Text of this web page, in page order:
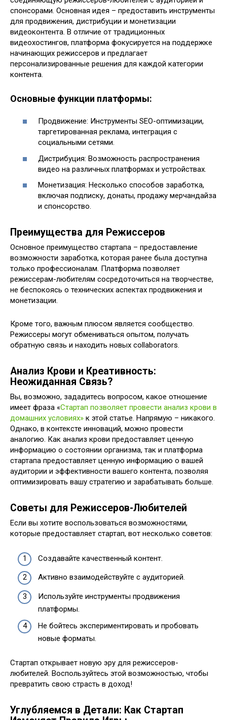
спонсорами. Основная идея – предоставить инструменты
для продвижения, дистрибуции и монетизации
видеоконтента. В отличие от традиционных
видеохостингов, платформа фокусируется на поддержке
начинающих режиссеров и предлагает
персонализированные решения для каждой категории
контента.
Основные функции платформы:
Продвижение: Инструменты SEO-оптимизации,
таргетированная реклама, интеграция с
социальными сетями.
Дистрибуция: Возможность распространения
видео на различных платформах и устройствах.
Монетизация: Несколько способов заработка,
включая подписку, донаты, продажу мерчандайза
и спонсорство.
Преимущества для Режиссеров
Основное преимущество стартапа – предоставление
возможности заработка, которая ранее была доступна
только профессионалам. Платформа позволяет
режиссерам-любителям сосредоточиться на творчестве,
не беспокоясь о технических аспектах продвижения и
монетизации.
Кроме того, важным плюсом является сообщество.
Режиссеры могут обмениваться опытом, получать
обратную связь и находить новых collaborators.
Анализ Крови и Креативность:
Неожиданная Связь?
Вы, возможно, зададитесь вопросом, какое отношение
имеет фраза «Стартап позволяет провести анализ крови в
домашних условиях» к этой статье. Напрямую – никакого.
Однако, в контексте инноваций, можно провести
аналогию. Как анализ крови предоставляет ценную
информацию о состоянии организма, так и платформа
стартапа предоставляет ценную информацию о вашей
аудитории и эффективности вашего контента, позволяя
оптимизировать вашу стратегию и зарабатывать больше.
Советы для Режиссеров-Любителей
Если вы хотите воспользоваться возможностями,
которые предоставляет стартап, вот несколько советов:
Создавайте качественный контент.
Активно взаимодействуйте с аудиторией.
Используйте инструменты продвижения
платформы.
Не бойтесь экспериментировать и пробовать
новые форматы.
Стартап открывает новую эру для режиссеров-
любителей. Воспользуйтесь этой возможностью, чтобы
превратить свою страсть в доход!
Углубляемся в Детали: Как Стартап